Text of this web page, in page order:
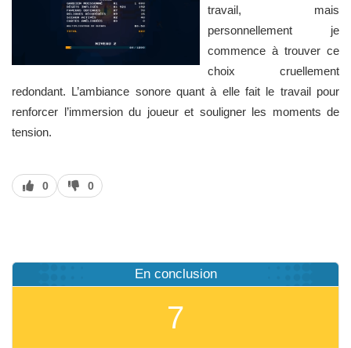
travail, mais
personnellement je
commence à trouver ce
choix cruellement
redondant. L’ambiance sonore quant à elle fait le travail pour
renforcer l’immersion du joueur et souligner les moments de
tension.
J’aime
0
J’aime
pas
0
En conclusion
7